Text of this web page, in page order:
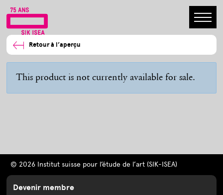
Retour à l’aperçu
This product is not currently available for sale.
© 2026 Institut suisse pour l’étude de l’art (SIK-ISEA)
Devenir membre